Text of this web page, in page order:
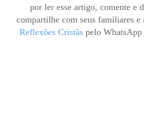
por ler esse artigo, comente e
compartilhe com seus familiares e
Reflexões Cristãspelo WhatsApp